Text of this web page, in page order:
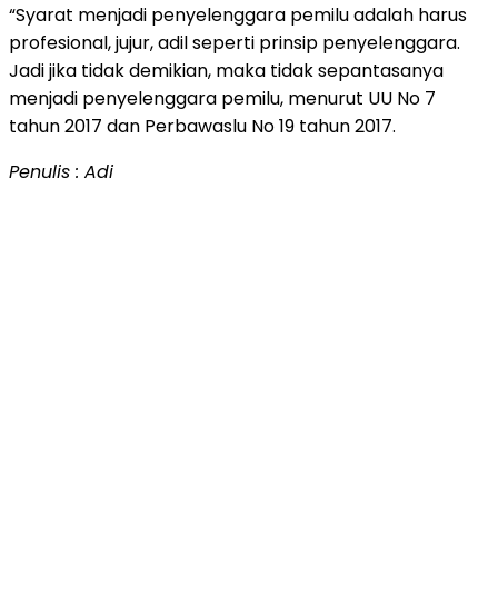
“Syarat menjadi penyelenggara pemilu adalah harus
profesional, jujur, adil seperti prinsip penyelenggara.
Jadi jika tidak demikian, maka tidak sepantasanya
menjadi penyelenggara pemilu, menurut UU No 7
tahun 2017 dan Perbawaslu No 19 tahun 2017.
Penulis : Adi